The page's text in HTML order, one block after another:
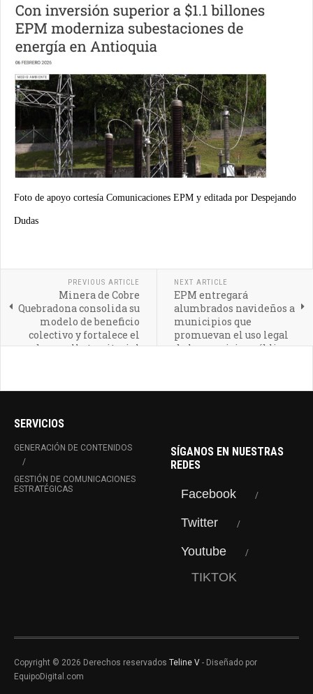
Foto de apoyo cortesía Comunicaciones EPM y editada por Despejando
Dudas
PREVIOUS ARTICLE
Minera de Cobre
Quebradona consolida su
modelo de beneficio
colectivo y fortalece el
desarrollo territorial
NEXT ARTICLE
EPM entregará
alumbrados navideños a
municipios que
promuevan el uso legal
de los servicios públicos
SERVICIOS
GENERACIÓN DE CONTENIDOS
GESTIÓN DE COMUNICACIONES
ESTRATÉGICAS
SÍGANOS EN NUESTRAS
REDES
Facebook
Twitter
Youtube
TIKTOK
Copyright © 2026 Derechos reservados Teline V - Diseñado por
EquipoDigital.com